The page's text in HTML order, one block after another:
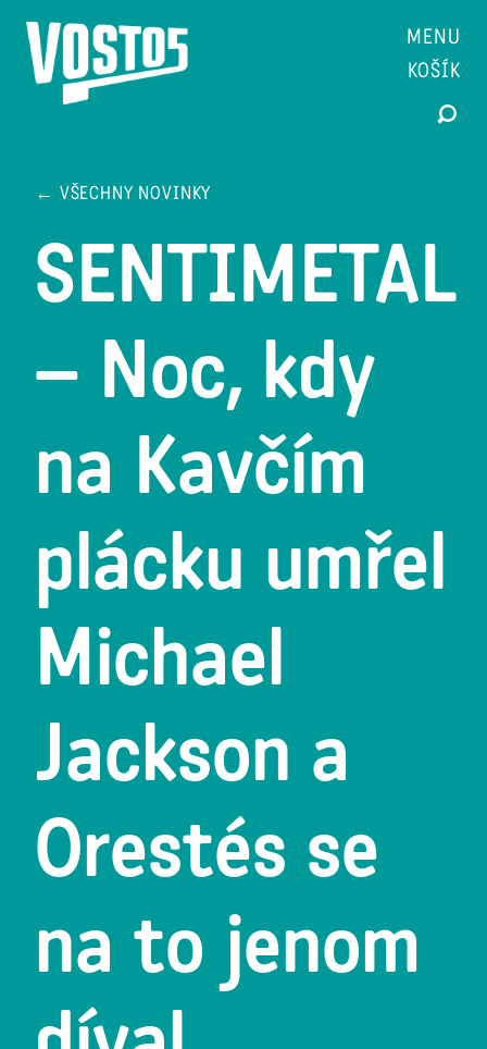
MENU
KOŠÍK
← VŠECHNY NOVINKY
SENTIMETAL
– Noc, kdy
na Kavčím
plácku umřel
Michael
Jackson a
Orestés se
na to jenom